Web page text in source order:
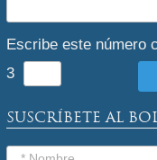
Escribe este número
3
SUSCRÍBETE AL